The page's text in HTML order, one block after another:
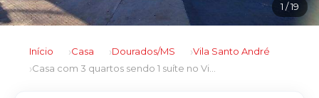
1 / 19
Início Casa Dourados/MS
Vila Santo André